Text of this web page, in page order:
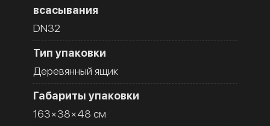
всасывания
DN32
Тип упаковки
Деревянный ящик
Габариты упаковки
163×38×48 см